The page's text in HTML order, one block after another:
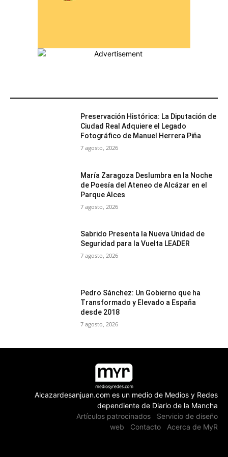
Preservación Histórica: La Diputación de
Ciudad Real Adquiere el Legado
Fotográfico de Manuel Herrera Piña
7 agosto, 2026
María Zaragoza Deslumbra en la Noche
de Poesía del Ateneo de Alcázar en el
Parque Alces
7 agosto, 2026
Sabrido Presenta la Nueva Unidad de
Seguridad para la Vuelta LEADER
7 agosto, 2026
Pedro Sánchez: Un Gobierno que ha
Transformado y Elevado a España
desde 2018
7 agosto, 2026
Alcazardesanjuan.com es un medio de Medios y Redes
dependiente de Diario de la Mancha
Artículos patrocinados
Servicio de diseño
web
Contacto Acerca de MyR